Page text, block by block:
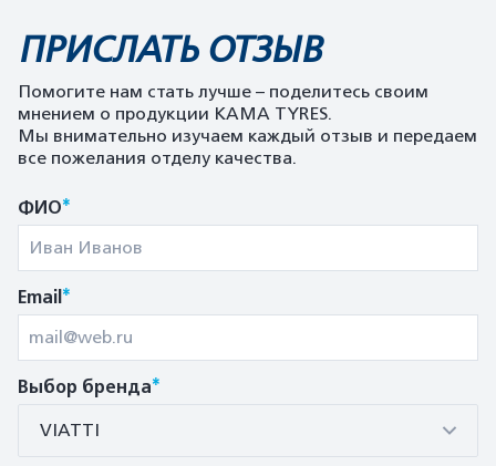
ПРИСЛАТЬ ОТЗЫВ
Помогите нам стать лучше – поделитесь своим
мнением о продукции KAMA TYRES.
Мы внимательно изучаем каждый отзыв и передаем
все пожелания отделу качества.
ФИО*
Email*
Выбор бренда*
VIATTI